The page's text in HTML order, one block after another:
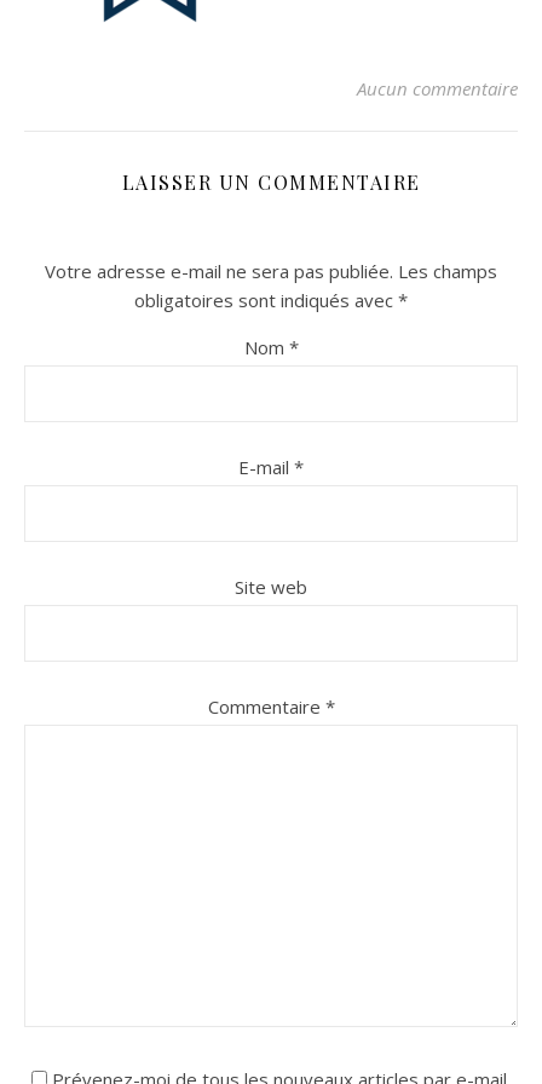
sur Instagram
sur Instagram
Aucun commentaire
LAISSER UN COMMENTAIRE
Votre adresse e-mail ne sera pas publiée. Les champs
obligatoires sont indiqués avec *
Nom *
E-mail *
Site web
Commentaire *
Prévenez-moi de tous les nouveaux articles par e-mail.